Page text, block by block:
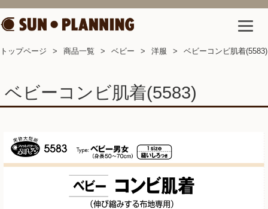
トップページ 商品一覧 ベビー 洋服 ベビーコンビ肌着(5583)
ベビーコンビ肌着(5583)